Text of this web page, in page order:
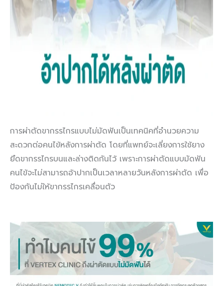
การผ่าตัดขากรรไกรแบบไม่มัดฟันเป็นเทคนิคที่อำนวยความ
สะดวกต่อคนไข้หลังการผ่าตัด โดยที่แพทย์จะเลี่ยงการใช้ยาง
ยึดขากรรไกรบนและล่างติดกันไว้ เพราะการผ่าตัดแบบมัดฟัน
คนไข้จะไม่สามารถอ้าปากเป็นเวลาหลายวันหลังการผ่าตัด เพื่อ
ป้องกันไม่ให้ขากรรไกรเคลื่อนตัว